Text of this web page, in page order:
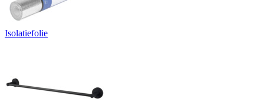
Isolatiefolie